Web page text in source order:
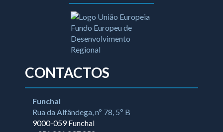
CONTACTOS
Funchal
Rua da Alfândega, nº 78, 5º B
9000-059 Funchal